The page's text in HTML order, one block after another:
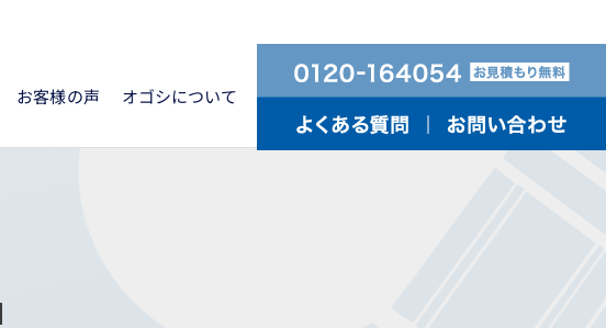
お客様の声 オゴシについて